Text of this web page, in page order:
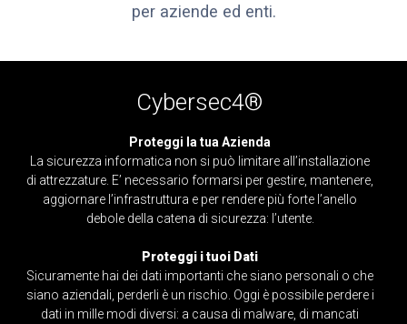
per aziende ed enti.
Cybersec4®
Proteggi la tua Azienda
La sicurezza informatica non si può limitare all’installazione
di attrezzature. E’ necessario formarsi per gestire, mantenere,
aggiornare l’infrastruttura e per rendere più forte l’anello
debole della catena di sicurezza: l’utente.
Proteggi i tuoi Dati
Sicuramente hai dei dati importanti che siano personali o che
siano aziendali, perderli è un rischio. Oggi è possibile perdere i
dati in mille modi diversi: a causa di malware, di mancati